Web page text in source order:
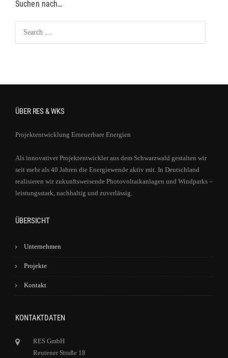
Suchen nach…
ÜBER RES & WKS
Projektentwicklung Erneuerbare Energien
Als innovativer Projektentwickler aus dem Schwarzwald gestalten wir
seit mehr als 40 Jahren die Energiewende aktiv mit. In Deutschland
realisieren wir zukunftsweisende Photovoltaikanlagen und Windparks –
leistungsstark, nachhaltig und zuverlässig.
ÜBERSICHT
Unternehmen
Projekte
Kontakt
KONTAKTDATEN
RES GmbH
Reutener Straße 18